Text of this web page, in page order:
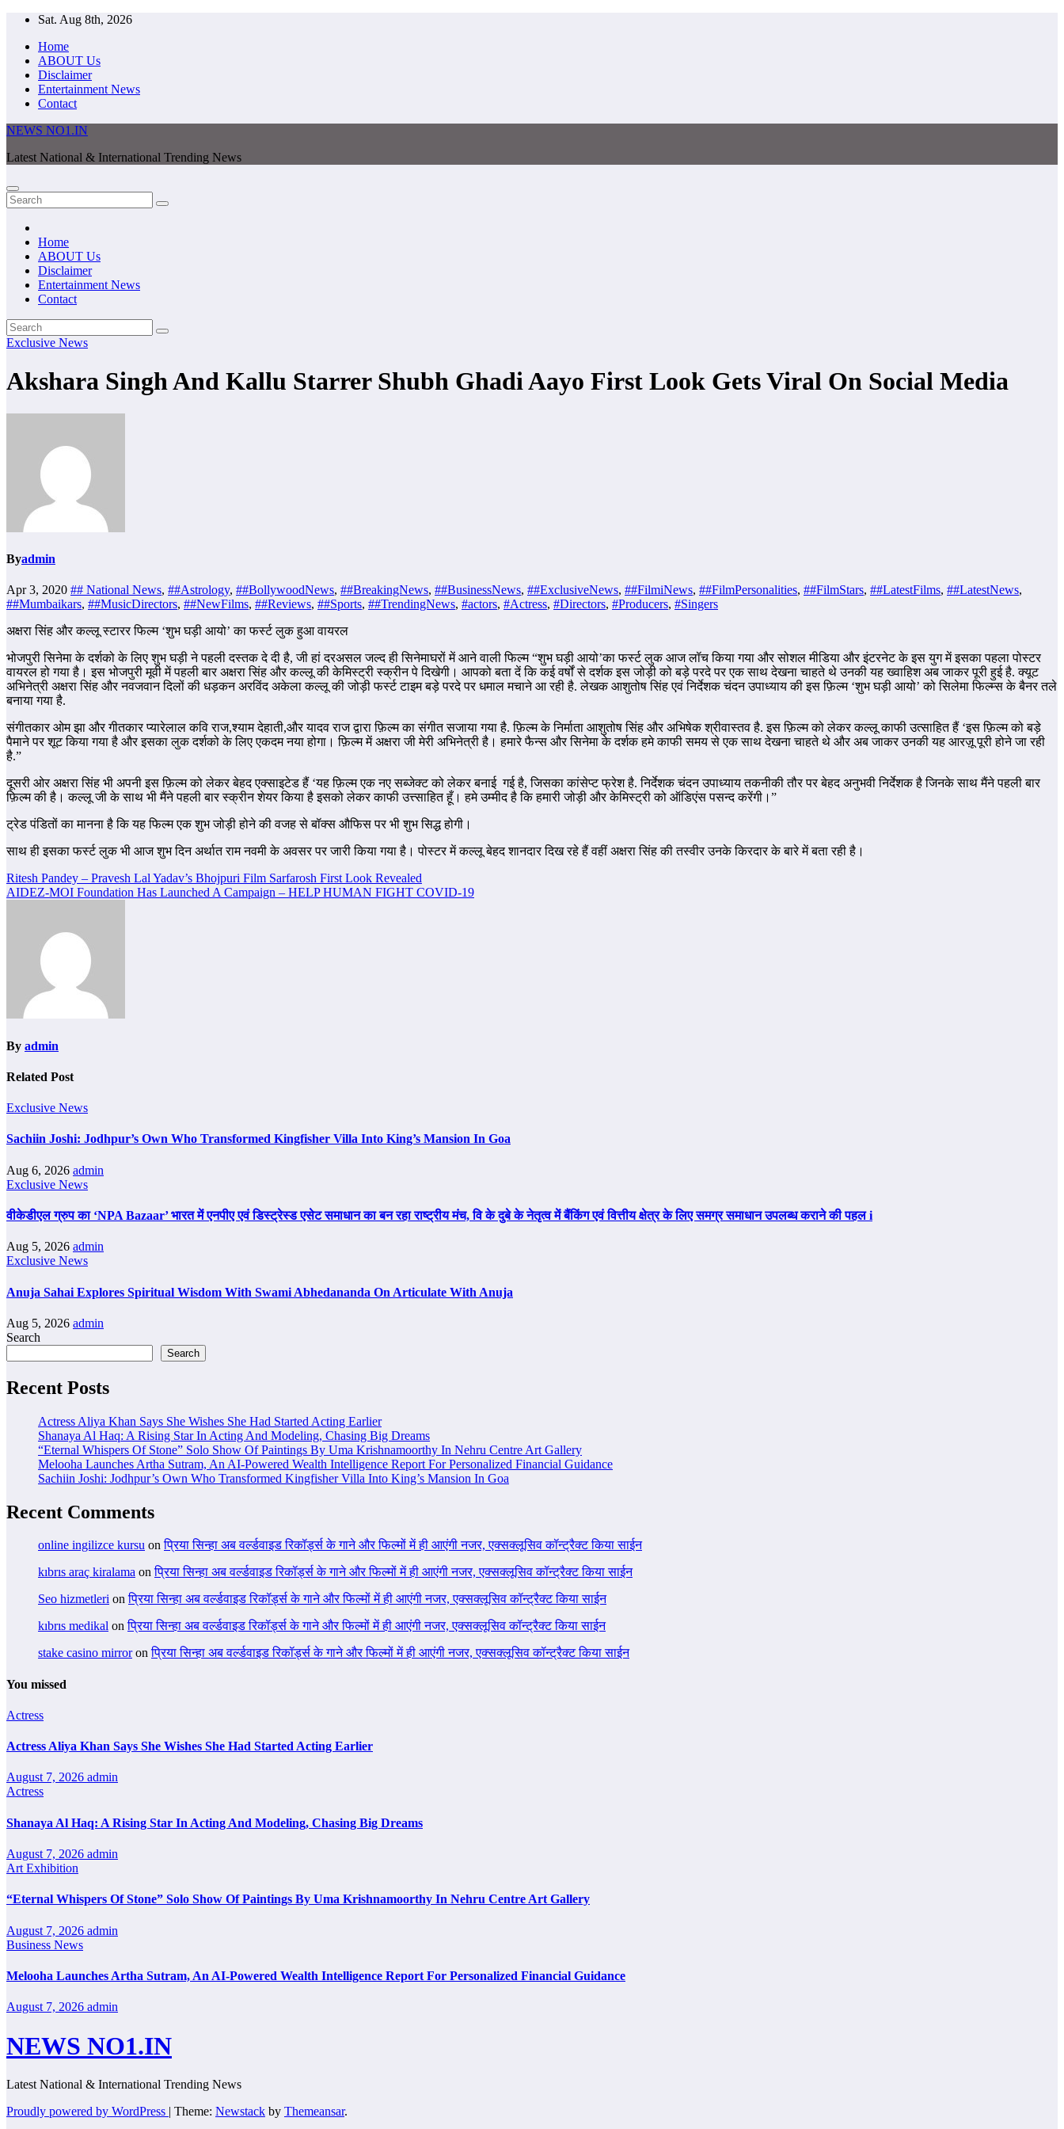
Skip
content
Sat. Aug 8th, 2026
Home
ABOUT Us
Disclaimer
Entertainment News
Contact
NEWS NO1.IN
Latest National & International Trending News
Home
ABOUT Us
Disclaimer
Entertainment News
Contact
Exclusive News
Akshara Singh And Kallu Starrer Shubh Ghadi Aayo First Look Gets Viral On Social Media
Byadmin
Apr 3, 2020 ## National News, ##Astrology, ##BollywoodNews, ##BreakingNews, ##BusinessNews, ##ExclusiveNews, ##FilmiNews, ##FilmPersonalities, ##FilmStars, ##LatestFilms, ##LatestNews,
##Mumbaikars, ##MusicDirectors, ##NewFilms, ##Reviews, ##Sports, ##TrendingNews, #actors, #Actress, #Directors, #Producers, #Singers
अक्षरा सिंह और कल्लू स्टारर फिल्म ‘शुभ घड़ी आयो’ का फर्स्ट लुक हुआ वायरल
भोजपुरी सिनेमा के दर्शको के लिए शुभ घड़ी ने पहली दस्तक दे दी है, जी हां दरअसल जल्द ही सिनेमाघरों में आने वाली फिल्म “शुभ घड़ी आयो’का फर्स्ट लुक आज लॉच किया गया और सोशल मीडिया और इंटरनेट के इस युग में इसका पहला पोस्टर
वायरल हो गया है। इस भोजपुरी मूवी में पहली बार अक्षरा सिंह और कल्लू की केमिस्ट्री स्क्रीन पे दिखेगी। आपको बता दें कि कई वर्षों से दर्शक इस जोड़ी को बड़े परदे पर एक साथ देखना चाहते थे उनकी यह ख्वाहिश अब जाकर पूरी हुई है. क्यूट
अभिनेत्री अक्षरा सिंह और नवजवान दिलों की धड़कन अरविंद अकेला कल्लू की जोड़ी फर्स्ट टाइम बड़े परदे पर धमाल मचाने आ रही है. लेखक आशुतोष सिंह एवं निर्देशक चंदन उपाध्याय की इस फ़िल्म ‘शुभ घड़ी आयो’ को सिलेमा फिल्म्स के बैनर तले
बनाया गया है.
संगीतकार ओम झा और गीतकार प्यारेलाल कवि राज,श्याम देहाती,और यादव राज द्वारा फ़िल्म का संगीत सजाया गया है. फ़िल्म के निर्माता आशुतोष सिंह और अभिषेक श्रीवास्तव है. इस फ़िल्म को लेकर कल्लू काफी उत्साहित हैं ‘इस फ़िल्म को बड़े
पैमाने पर शूट किया गया है और इसका लुक दर्शको के लिए एकदम नया होगा। फ़िल्म में अक्षरा जी मेरी अभिनेत्री है। हमारे फैन्स और सिनेमा के दर्शक हमे काफी समय से एक साथ देखना चाहते थे और अब जाकर उनकी यह आरज़ू पूरी होने जा रही
है.”
दूसरी ओर अक्षरा सिंह भी अपनी इस फ़िल्म को लेकर बेहद एक्साइटेड हैं ‘यह फ़िल्म एक नए सब्जेक्ट को लेकर बनाई गई है, जिसका कांसेप्ट फ्रेश है. निर्देशक चंदन उपाध्याय तकनीकी तौर पर बेहद अनुभवी निर्देशक है जिनके साथ मैंने पहली बार
फ़िल्म की है। कल्लू जी के साथ भी मैंने पहली बार स्क्रीन शेयर किया है इसको लेकर काफी उत्त्साहित हूँ। हमे उम्मीद है कि हमारी जोड़ी और केमिस्ट्री को ऑडिएंस पसन्द करेंगी।”
ट्रेड पंडितों का मानना है कि यह फिल्म एक शुभ जोड़ी होने की वजह से बॉक्स औफिस पर भी शुभ सिद्ध होगी।
साथ ही इसका फर्स्ट लुक भी आज शुभ दिन अर्थात राम नवमी के अवसर पर जारी किया गया है। पोस्टर में कल्लू बेहद शानदार दिख रहे हैं वहीं अक्षरा सिंह की तस्वीर उनके किरदार के बारे में बता रही है।
Post
navigation
Ritesh Pandey – Pravesh Lal Yadav’s Bhojpuri Film Sarfarosh First Look Revealed
AIDEZ-MOI Foundation Has Launched A Campaign – HELP HUMAN FIGHT COVID-19
By admin
Related Post
Exclusive News
Sachiin Joshi: Jodhpur’s Own Who Transformed Kingfisher Villa Into King’s Mansion In Goa
Aug 6, 2026 admin
Exclusive News
वीकेडीएल ग्रुप का ‘NPA Bazaar’ भारत में एनपीए एवं डिस्ट्रेस्ड एसेट समाधान का बन रहा राष्ट्रीय मंच, वि के दुबे के नेतृत्व में बैंकिंग एवं वित्तीय क्षेत्र के लिए समग्र समाधान उपलब्ध कराने की पहल i
Aug 5, 2026 admin
Exclusive News
Anuja Sahai Explores Spiritual Wisdom With Swami Abhedananda On Articulate With Anuja
Aug 5, 2026 admin
Search
Search
Recent Posts
Actress Aliya Khan Says She Wishes She Had Started Acting Earlier
Shanaya Al Haq: A Rising Star In Acting And Modeling, Chasing Big Dreams
“Eternal Whispers Of Stone” Solo Show Of Paintings By Uma Krishnamoorthy In Nehru Centre Art Gallery
Melooha Launches Artha Sutram, An AI-Powered Wealth Intelligence Report For Personalized Financial Guidance
Sachiin Joshi: Jodhpur’s Own Who Transformed Kingfisher Villa Into King’s Mansion In Goa
Recent Comments
online ingilizce kursu onप्रिया सिन्हा अब वर्ल्डवाइड रिकॉर्ड्स के गाने और फिल्मों में ही आएंगी नजर, एक्सक्लूसिव कॉन्ट्रैक्ट किया साईन
kıbrıs araç kiralama onप्रिया सिन्हा अब वर्ल्डवाइड रिकॉर्ड्स के गाने और फिल्मों में ही आएंगी नजर, एक्सक्लूसिव कॉन्ट्रैक्ट किया साईन
Seo hizmetleri onप्रिया सिन्हा अब वर्ल्डवाइड रिकॉर्ड्स के गाने और फिल्मों में ही आएंगी नजर, एक्सक्लूसिव कॉन्ट्रैक्ट किया साईन
kıbrıs medikal onप्रिया सिन्हा अब वर्ल्डवाइड रिकॉर्ड्स के गाने और फिल्मों में ही आएंगी नजर, एक्सक्लूसिव कॉन्ट्रैक्ट किया साईन
stake casino mirroronप्रिया सिन्हा अब वर्ल्डवाइड रिकॉर्ड्स के गाने और फिल्मों में ही आएंगी नजर, एक्सक्लूसिव कॉन्ट्रैक्ट किया साईन
You missed
Actress
Actress Aliya Khan Says She Wishes She Had Started Acting Earlier
August 7, 2026 admin
Actress
Shanaya Al Haq: A Rising Star In Acting And Modeling, Chasing Big Dreams
August 7, 2026 admin
Art Exhibition
“Eternal Whispers Of Stone” Solo Show Of Paintings By Uma Krishnamoorthy In Nehru Centre Art Gallery
August 7, 2026 admin
Business News
Melooha Launches Artha Sutram, An AI-Powered Wealth Intelligence Report For Personalized Financial Guidance
August 7, 2026 admin
NEWS NO1.IN
Latest National & International Trending News
Proudly powered by WordPress | Theme: Newstack by Themeansar.